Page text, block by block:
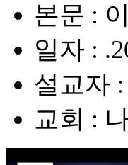
본문 :
일자 :
설교자
교회 :